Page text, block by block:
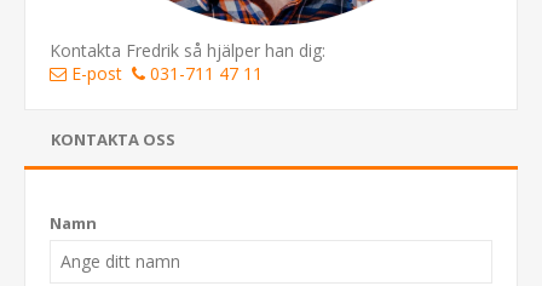
Kontakta Fredrik så hjälper han dig:
E-post
031-711 47 11
KONTAKTA OSS
Namn